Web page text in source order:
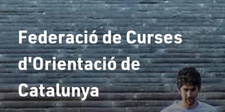
Federació de Curses
d'Orientació de
Catalunya